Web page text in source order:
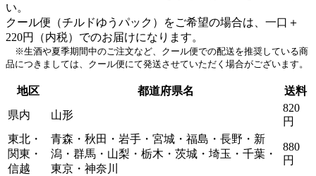
い。
クール便（チルドゆうパック）をご希望の場合は、一口＋
220円（内税）でのお届けになります。
※生酒や夏季期間中のご注文など、クール便での配送を推奨している商
品につきましては、クール便にて発送させていただく場合がございます。
地区 都道府県名
送料
県内
山形
820
円
東北・
関東・
信越
青森・秋田・岩手・宮城・福島・長野・新
潟・群馬・山梨・栃木・茨城・埼玉・千葉・
東京・神奈川
880
円